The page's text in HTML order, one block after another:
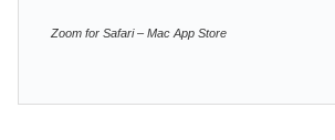
‎Zoom for Safari – Mac App Store